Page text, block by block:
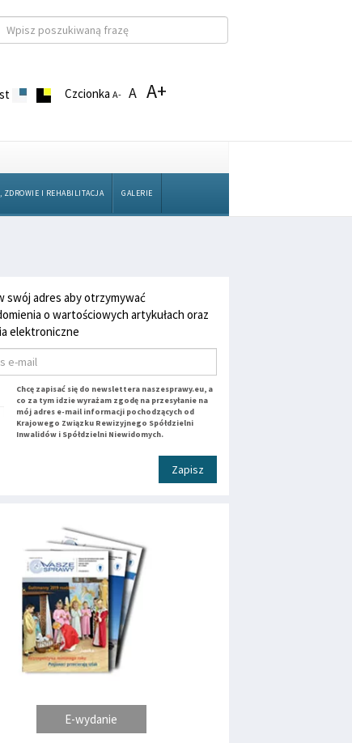
CzcionkaA- A A+
ZDROWIE I REHABILITACJA GALERIE
swój adres aby otrzymywać
o wartościowych artykułach oraz
elektroniczne
Chcę zapisać się do newslettera naszesprawy.eu, a
co za tym idzie wyrażam zgodę na przesyłanie na
mój adres e-mail informacji pochodzących od
Krajowego Związku Rewizyjnego Spółdzielni
Inwalidów i Spółdzielni Niewidomych.
Zapisz
E-wydanie